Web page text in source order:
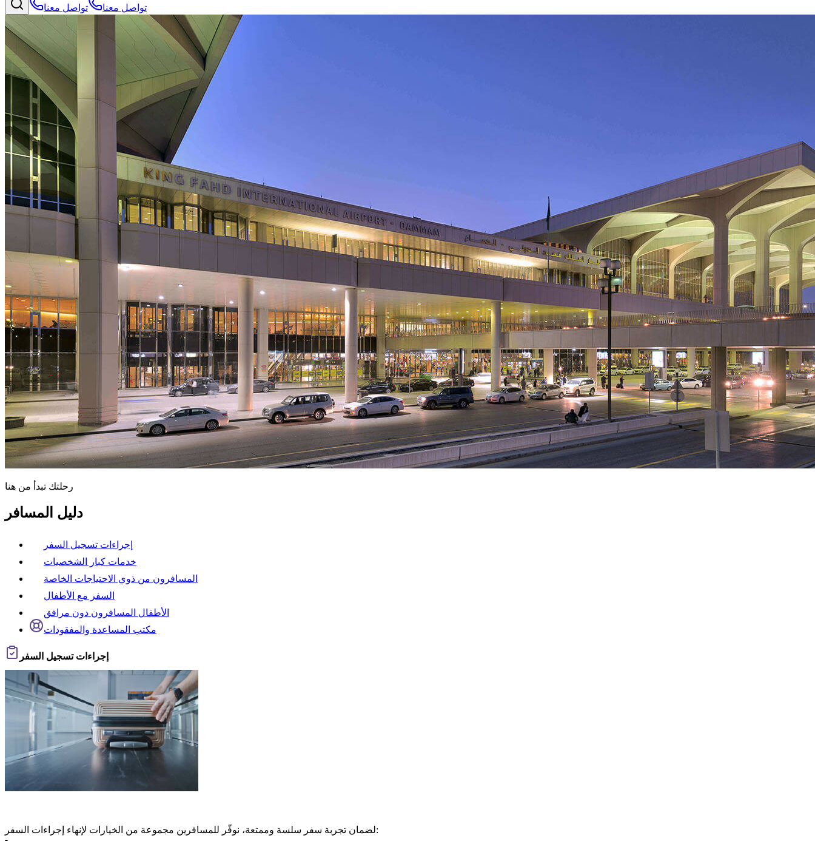
تواصل معنا تواصل معنا
رحلتك تبدأ من هنا
دليل المسافر
إجراءات تسجيل السفر
خدمات كبار الشخصيات
المسافرون من ذوي الاحتياجات الخاصة
السفر مع الأطفال
الأطفال المسافرون دون مرافق
مكتب المساعدة والمفقودات
إجراءات تسجيل السفر
لضمان تجربة سفر سلسة وممتعة، نوفّر للمسافرين مجموعة من الخيارات لإنهاء إجراءات السفر: